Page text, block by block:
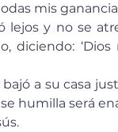
mis
diciendo:
humilla será